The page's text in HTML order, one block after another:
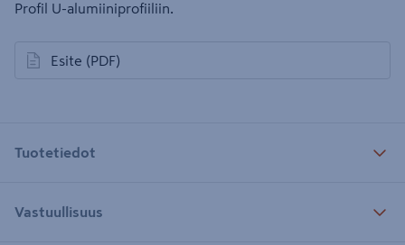
Profil U-alumiiniprofiiliin.
Esite (PDF)
avautuu uuteen välilehteen
Tuotetiedot
Vastuullisuus